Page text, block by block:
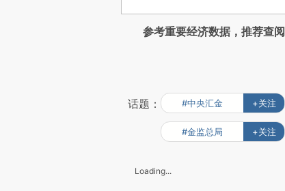
参考重要经济数据，推荐查阅
话题： #中央汇金 +关注
#金监总局 +关注
Loading...